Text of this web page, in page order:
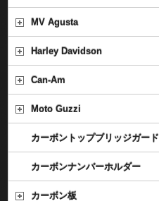
MV Agusta
Harley Davidson
Can-Am
Moto Guzzi
カーボントップブリッジガード
カーボンナンバーホルダー
カーボン板